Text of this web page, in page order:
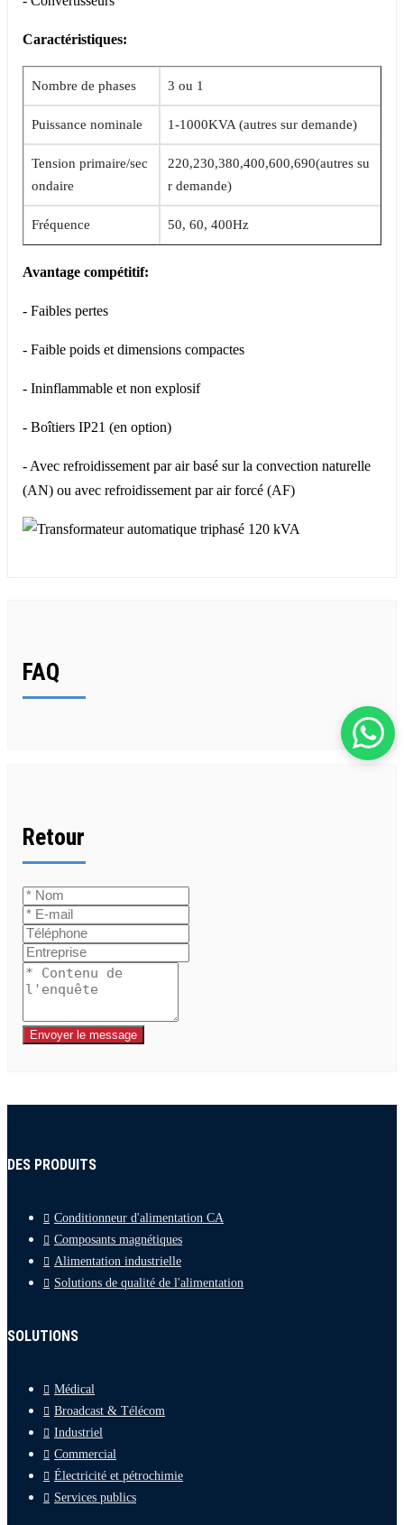
Caractéristiques:
Nombre de phases 3 ou 1
Puissance nominale 1-1000KVA (autres sur demande)
Tension primaire/sec
ondaire
220,230,380,400,600,690(autres su
r demande)
Fréquence 50, 60, 400Hz
Avantage compétitif:
- Faibles pertes
- Faible poids et dimensions compactes
- Ininflammable et non explosif
- Boîtiers IP21 (en option)
- Avec refroidissement par air basé sur la convection naturelle
(AN) ou avec refroidissement par air forcé (AF)
FAQ
Retour
Envoyer le message
DES PRODUITS
Conditionneur d'alimentation CA
Composants magnétiques
Alimentation industrielle
Solutions de qualité de l'alimentation
SOLUTIONS
Médical
Broadcast & Télécom
Industriel
Commercial
Électricité et pétrochimie
Services publics